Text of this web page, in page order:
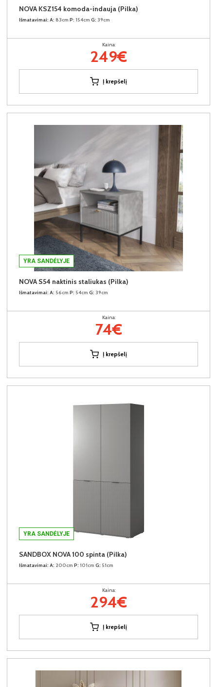
NOVA KSZ154 komoda-indauja (Pilka)
Išmatavimai: A: 83cm P: 154cm G: 39cm
Kaina:
249€
Į krepšelį
YRA SANDĖLYJE
NOVA S54 naktinis staliukas (Pilka)
Išmatavimai: A: 56cm P: 54cm G: 39cm
Kaina:
74€
Į krepšelį
YRA SANDĖLYJE
SANDBOX NOVA 100 spinta (Pilka)
Išmatavimai: A: 200cm P: 101cm G: 51cm
Kaina:
294€
Į krepšelį